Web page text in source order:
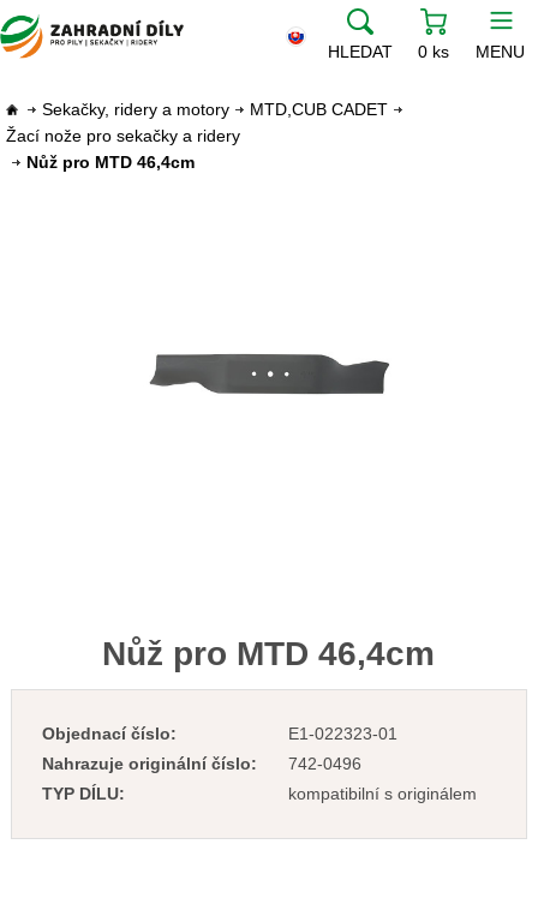
HLEDAT 0 ks MENU
Sekačky, ridery a motory
MTD,CUB CADET
Žací nože pro sekačky a ridery
Nůž pro MTD 46,4cm
Nůž pro MTD 46,4cm
Objednací číslo:
E1-022323-01
Nahrazuje originální číslo:
742-0496
TYP DÍLU:
kompatibilní s originálem